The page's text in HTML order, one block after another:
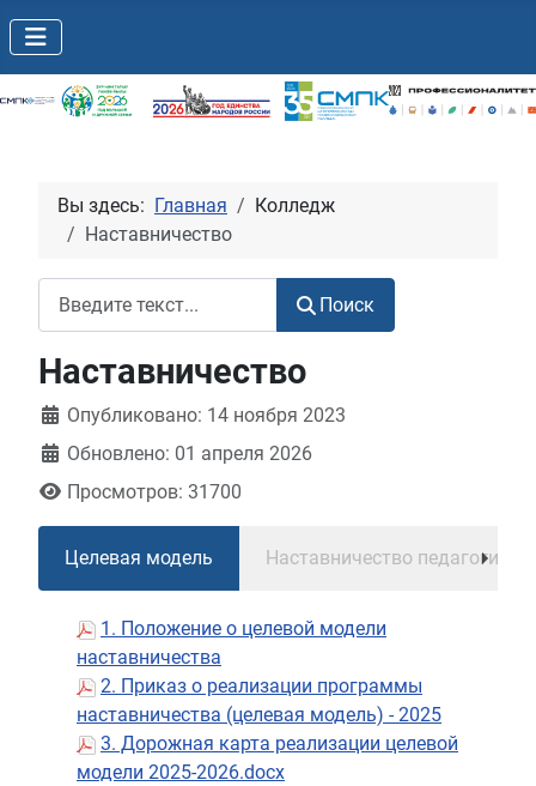
Вы здесь: Главная
Колледж
Наставничество
Поиск
Наставничество
Информация о материале
Опубликовано: 14 ноября 2023
Обновлено: 01 апреля 2026
Просмотров: 31700
Целевая модель Наставничество
1. Положение о целевой модели
наставничества
2. Приказ о реализации программы
наставничества (целевая модель) - 2025
3. Дорожная карта реализации целевой
модели 2025-2026.docx